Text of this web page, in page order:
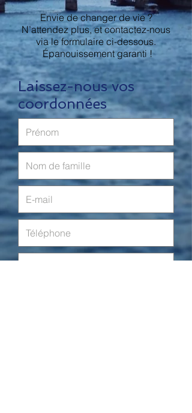
Laissez-nous vos
coordonnées
Envie de changer de vie ?
N’attendez plus, et contactez-nous
via le formulaire ci-dessous.
Épanouissement garanti !